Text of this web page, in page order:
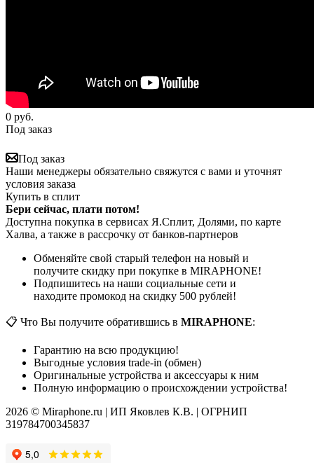
0 руб.
Под заказ
Под заказ
Наши менеджеры обязательно свяжутся с вами и уточнят
условия заказа
Купить в сплит
Бери сейчас, плати потом!
Доступна покупка в сервисах Я.Сплит, Долями, по карте
Халва, а также в рассрочку от банков-партнеров
Обменяйте свой старый телефон на новый и
получите скидку при покупке в MIRAPHONE!
Подпишитесь на наши социальные сети и
находите промокод на скидку 500 рублей!
📋 Что Вы получите обратившись в MIRAPHONE:
Гарантию на всю продукцию!
Выгодные условия trade-in (обмен)
Оригинальные устройства и аксессуары к ним
Полную информацию о происхождении устройства!
2026 © Miraphone.ru | ИП Яковлев К.В. | ОГРНИП
319784700345837